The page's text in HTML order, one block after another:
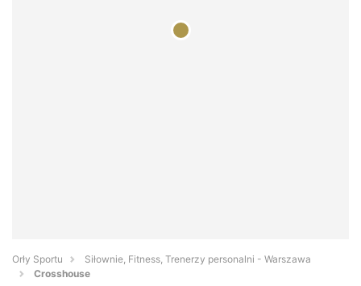
Orły Sportu
Siłownie, Fitness, Trenerzy personalni - Warszawa
Crosshouse